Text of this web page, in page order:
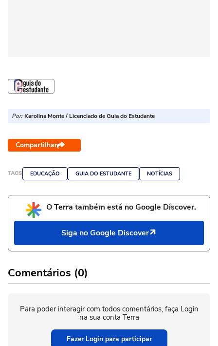
Por: Karolina Monte / Licenciado de Guia do Estudante
Compartilhar
TAGS EDUCAÇÃO GUIA DO ESTUDANTE NOTÍCIAS
O Terra também está no Google Discover.
Siga no Google Discover
Comentários (0)
Para poder interagir com todos comentários, faça Login
na sua conta Terra
Fazer Login para participar